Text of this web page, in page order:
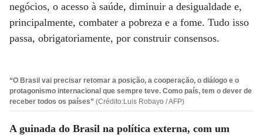
negócios, o acesso à saúde, diminuir a desigualdade e,
principalmente, combater a pobreza e a fome. Tudo isso
passa, obrigatoriamente, por construir consensos.
“O Brasil vai precisar retomar a posição, a cooperação, o diálogo e o
protagonismo internacional que sempre teve. Como país, tem o dever de
receber todos os países” (Crédito:Luis Robayo / AFP)
A guinada do Brasil na política externa, com um